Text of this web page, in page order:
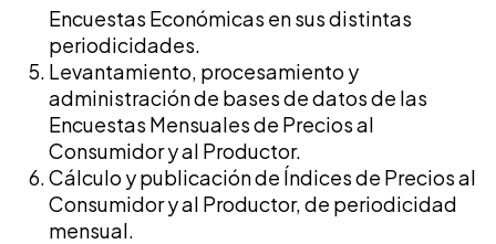
Encuestas Económicas en sus distintas
periodicidades.
Levantamiento, procesamiento y
administración de bases de datos de las
Encuestas Mensuales de Precios al
Consumidor y al Productor.
Cálculo y publicación de Índices de Precios al
Consumidor y al Productor, de periodicidad
mensual.